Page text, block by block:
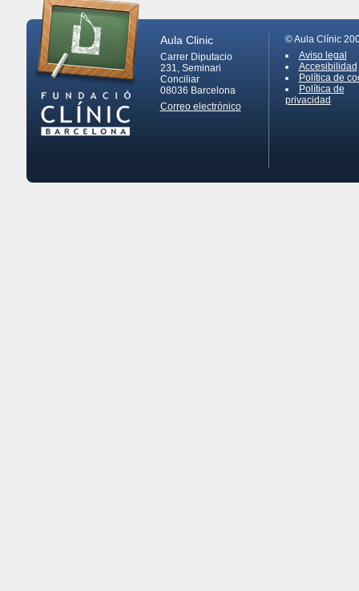
Aula Clinic
Carrer Diputacio
231, Seminari
Conciliar
08036 Barcelona
Correo electrónico
© Aula Clínic
Aviso legal
Accesibilidad
Política de
Política de
privacidad